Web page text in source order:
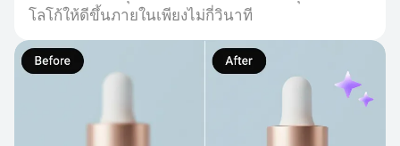
โลโก้ให้ดีขึ้นภายในเพียงไม่กี่วินาที